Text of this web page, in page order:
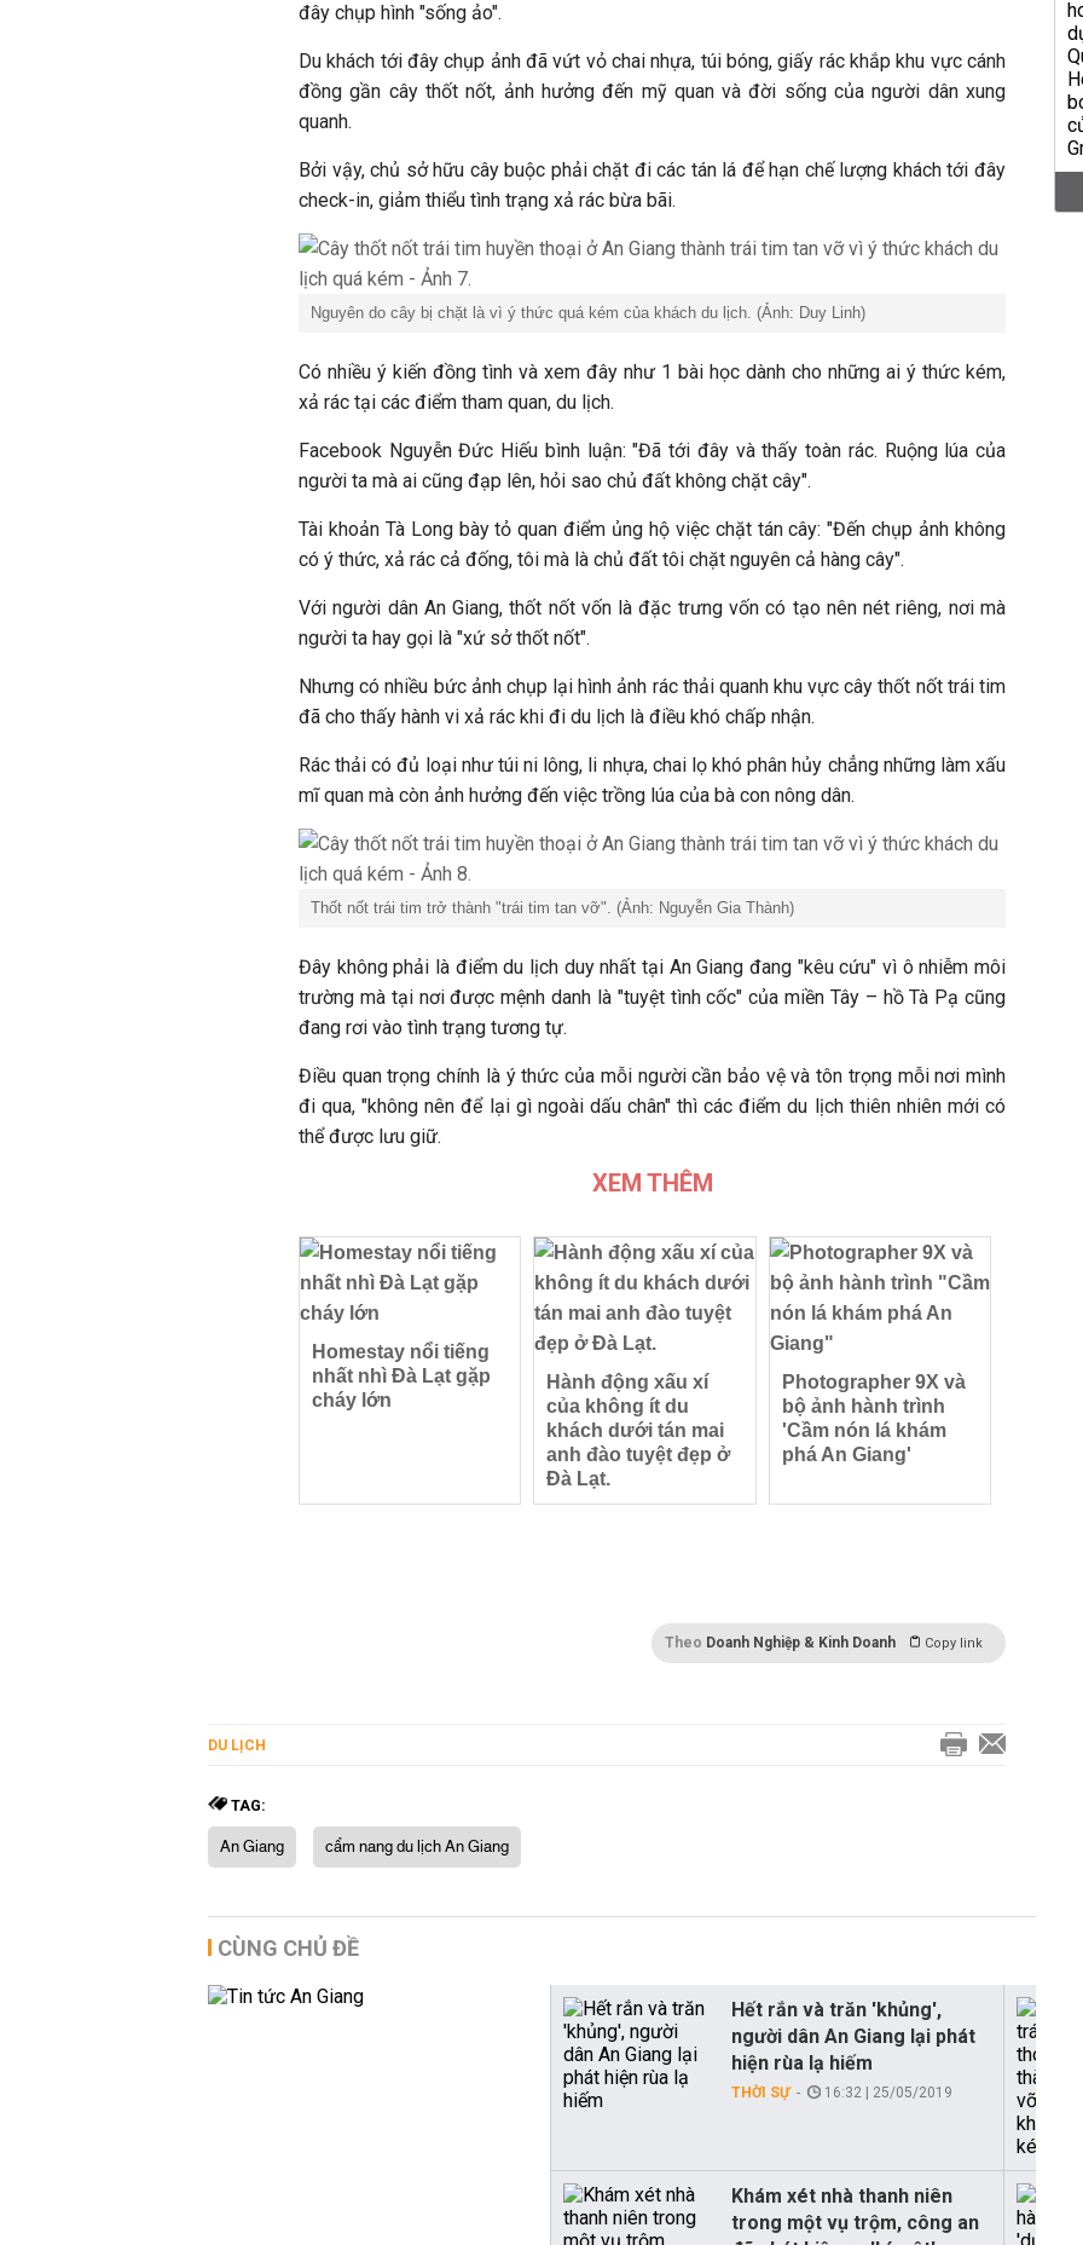
đây chụp hình "sống ảo".
Du khách tới đây chụp ảnh đã vứt vỏ chai nhựa, túi bóng, giấy rác khắp khu vực cánh
đồng gần cây thốt nốt, ảnh hưởng đến mỹ quan và đời sống của người dân xung
quanh.
Bởi vậy, chủ sở hữu cây buộc phải chặt đi các tán lá để hạn chế lượng khách tới đây
check-in, giảm thiểu tình trạng xả rác bừa bãi.
Nguyên do cây bị chặt là vì ý thức quá kém của khách du lịch. (Ảnh: Duy Linh)
Có nhiều ý kiến đồng tình và xem đây như 1 bài học dành cho những ai ý thức kém,
xả rác tại các điểm tham quan, du lịch.
Facebook Nguyễn Đức Hiếu bình luận: "Đã tới đây và thấy toàn rác. Ruộng lúa của
người ta mà ai cũng đạp lên, hỏi sao chủ đất không chặt cây".
Tài khoản Tà Long bày tỏ quan điểm ủng hộ việc chặt tán cây: "Đến chụp ảnh không
có ý thức, xả rác cả đống, tôi mà là chủ đất tôi chặt nguyên cả hàng cây".
Với người dân An Giang, thốt nốt vốn là đặc trưng vốn có tạo nên nét riêng, nơi mà
người ta hay gọi là "xứ sở thốt nốt".
Nhưng có nhiều bức ảnh chụp lại hình ảnh rác thải quanh khu vực cây thốt nốt trái tim
đã cho thấy hành vi xả rác khi đi du lịch là điều khó chấp nhận.
Rác thải có đủ loại như túi ni lông, li nhựa, chai lọ khó phân hủy chẳng những làm xấu
mĩ quan mà còn ảnh hưởng đến việc trồng lúa của bà con nông dân.
Thốt nốt trái tim trở thành "trái tim tan vỡ". (Ảnh: Nguyễn Gia Thành)
Đây không phải là điểm du lịch duy nhất tại An Giang đang "kêu cứu" vì ô nhiễm môi
trường mà tại nơi được mệnh danh là "tuyệt tình cốc" của miền Tây – hồ Tà Pạ cũng
đang rơi vào tình trạng tương tự.
Điều quan trọng chính là ý thức của mỗi người cần bảo vệ và tôn trọng mỗi nơi mình
đi qua, "không nên để lại gì ngoài dấu chân" thì các điểm du lịch thiên nhiên mới có
thể được lưu giữ.
XEM THÊM
Homestay nổi tiếng
nhất nhì Đà Lạt gặp
cháy lớn
Hành động xấu xí
của không ít du
khách dưới tán mai
anh đào tuyệt đẹp ở
Đà Lạt.
Photographer 9X và
bộ ảnh hành trình
'Cầm nón lá khám
phá An Giang'
Theo Doanh Nghiệp & Kinh Doanh Copy link
DU LỊCH
TAG:
An Giang cẩm nang du lịch An Giang
CÙNG CHỦ ĐỀ
Hết rắn và trăn 'khủng',
người dân An Giang lại phát
hiện rùa lạ hiếm
THỜI SỰ 16:32 | 25/05/2019
Khám xét nhà thanh niên
trong một vụ trộm, công an